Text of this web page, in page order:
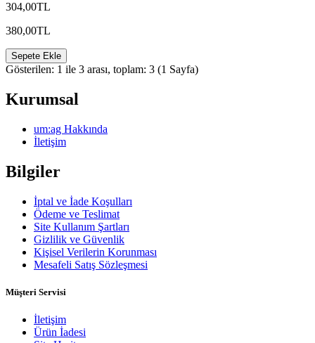
304,00TL
380,00TL
Sepete Ekle
Gösterilen: 1 ile 3 arası, toplam: 3 (1 Sayfa)
Kurumsal
um:ag Hakkında
İletişim
Bilgiler
İptal ve İade Koşulları
Ödeme ve Teslimat
Site Kullanım Şartları
Gizlilik ve Güvenlik
Kişisel Verilerin Korunması
Mesafeli Satış Sözleşmesi
Müşteri Servisi
İletişim
Ürün İadesi